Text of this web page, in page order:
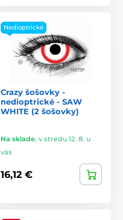
Nedioptrické
Crazy šošovky -
nedioptrické - SAW
WHITE (2 šošovky)
Na sklade, v stredu 12. 8. u
vás
16,12 €